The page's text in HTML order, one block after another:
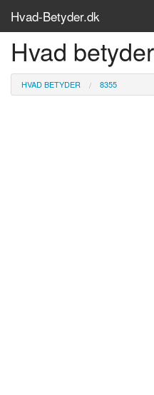
Hvad-Betyder.dk
Om siden
Søg...
Hvad
HVAD BETYDER 8355